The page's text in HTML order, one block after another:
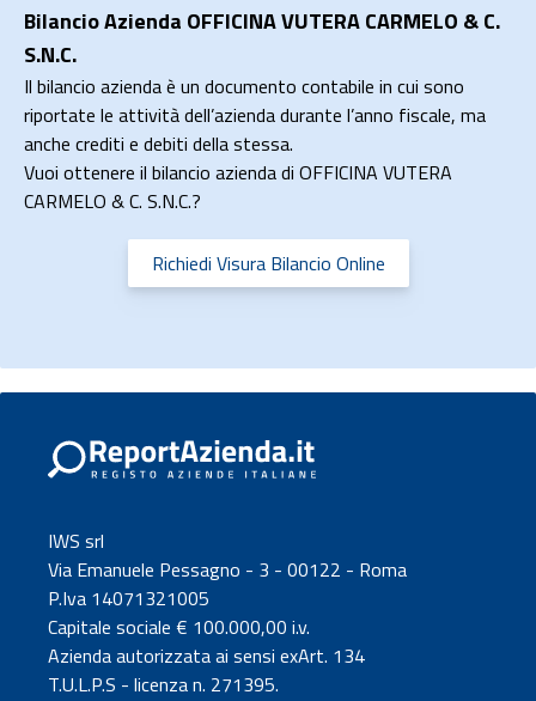
Bilancio Azienda OFFICINA VUTERA CARMELO & C.
S.N.C.
Il bilancio azienda è un documento contabile in cui sono
riportate le attività dell’azienda durante l’anno fiscale, ma
anche crediti e debiti della stessa.
Vuoi ottenere il bilancio azienda di OFFICINA VUTERA
CARMELO & C. S.N.C.?
Richiedi Visura Bilancio Online
IWS srl
Via Emanuele Pessagno - 3 - 00122 - Roma
P.Iva 14071321005
Capitale sociale € 100.000,00 i.v.
Azienda autorizzata ai sensi exArt. 134
T.U.L.P.S - licenza n. 271395.